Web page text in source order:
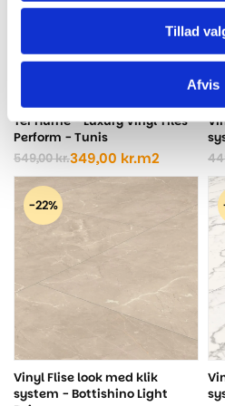
Tillad
Afvis
Ter Hürne - Luxury Vinyl Tiles
Perform - Tunis
549,00kr.
Den
oprindelige
pris
var:
549,00 kr..
349,00 kr.
Den
aktuelle
pris
er:
349,00 kr..
m2
er:
-22%
Vinyl Flise look med klik
system - Bottishino Light